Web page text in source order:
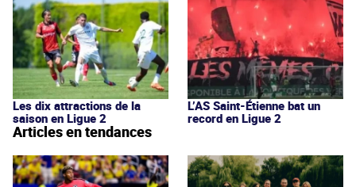
Les dix attractions de la
saison en Ligue 2
L’AS Saint-Étienne bat un
record en Ligue 2
Articles en tendances